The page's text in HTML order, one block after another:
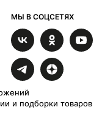
МЫ В СОЦСЕТЯХ
и подборки товаров